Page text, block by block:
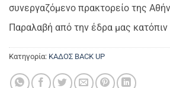
συνεργαζόμενο πρακτορείο της
Παραλαβή από την έδρα μας
Κατηγορία: ΚΑΔΟΣ BACK UP